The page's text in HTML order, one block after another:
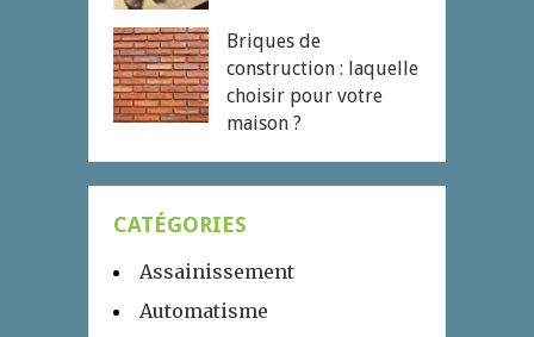
Briques de
construction : laquelle
choisir pour votre
maison ?
CATÉGORIES
Assainissement
Automatisme